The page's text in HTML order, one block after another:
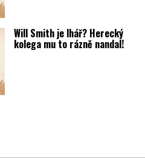
Will Smith je lhář? Herecký
kolega mu to rázně nandal!